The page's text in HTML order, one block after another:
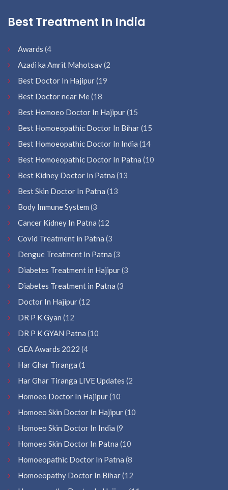
Best Treatment In India
Awards (4
Azadi ka Amrit Mahotsav(2
Best Doctor In Hajipur(19
Best Doctor near Me(18
Best Homoeo Doctor In Hajipur(15
Best Homoeopathic Doctor In Bihar(15
Best Homoeopathic Doctor In India (14
Best Homoeopathic Doctor In Patna (10
Best Kidney Doctor In Patna (13
Best Skin Doctor In Patna (13
Body Immune System (3
Cancer Kidney In Patna (12
Covid Treatment in Patna (3
Dengue Treatment In Patna (3
Diabetes Treatment in Hajipur(3
Diabetes Treatment in Patna (3
Doctor In Hajipur(12
DR P K Gyan (12
DR P K GYAN Patna (10
GEA Awards 2022 (4
Har Ghar Tiranga (1
Har Ghar Tiranga LIVE Updates (2
Homoeo Doctor In Hajipur(10
Homoeo Skin Doctor In Hajipur(10
Homoeo Skin Doctor In India (9
Homoeo Skin Doctor In Patna (10
Homoeopathic Doctor In Patna (8
Homoeopathy Doctor In Bihar(12